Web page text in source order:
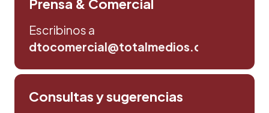
Prensa & Comercial
Escribinos a
dtocomercial@totalmedios.com
Consultas y sugerencias